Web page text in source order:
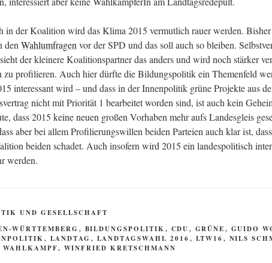
in der Koali­ti­on wird das Kli­ma 2015 ver­mut­lich rau­er wer­den.
den Wahl­um­fra­gen vor der SPD und das soll auch so blei­ben.
der klei­ne­re Koali­ti­ons­part­ner das anders und wird noch stär­ker
zu pro­fi­lie­ren. Auch hier dürf­te die Bil­dungs­po­li­tik ein The­men­feld
inter­es­sant wird – und dass in der Innen­po­li­tik grü­ne Pro­jek­te aus
nicht mit Prio­ri­tät 1 bear­bei­tet wor­den sind, ist auch kein
dass 2015 kei­ne neu­en gro­ßen Vor­ha­ben mehr aufs Lan­des­gleis
aber bei allem Pro­fi­lie­rungs­wil­len bei­den Par­tei­en auch klar ist,
bei­den scha­det. Auch inso­fern wird 2015 ein lan­des­po­li­tisch
werden.
UND GESELLSCHAFT
WÜRTTEMBERG , BILDUNGSPOLITIK, CDU, GRÜNE, GUIDO
, LANDTAG , LANDTAGSWAHL 2016, LTW16, NILS
WAHLKAMPF, WINFRIED KRETSCHMANN